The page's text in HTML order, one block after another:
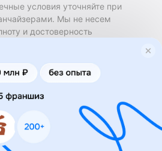
условия уточняйте при
Мы не несем
и достоверность
договоров
(франчайзинга) осуществляется
представителями. Бизнесменс.ру
или представителем
ответственность за условия
и действия лиц,
информации, имеющейся